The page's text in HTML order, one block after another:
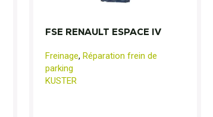
FSE RENAULT ESPACE IV
Freinage, Réparation frein de
parking
KUSTER